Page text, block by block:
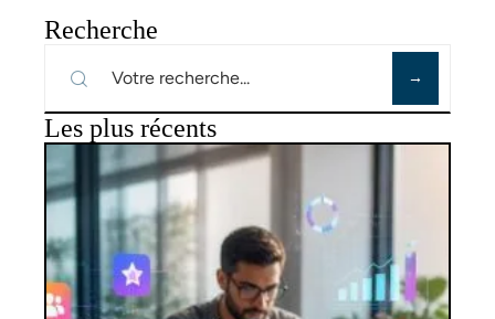
Recherche
Les plus récents